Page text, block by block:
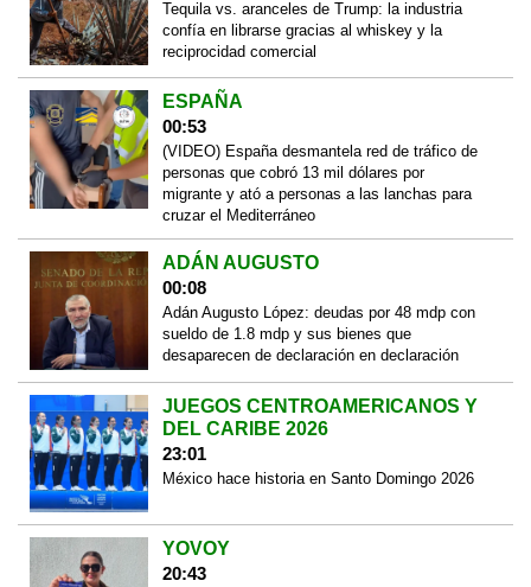
Tequila vs. aranceles de Trump: la industria
confía en librarse gracias al whiskey y la
reciprocidad comercial
ESPAÑA
00:53
(VIDEO) España desmantela red de tráfico de
personas que cobró 13 mil dólares por
migrante y ató a personas a las lanchas para
cruzar el Mediterráneo
ADÁN AUGUSTO
00:08
Adán Augusto López: deudas por 48 mdp con
sueldo de 1.8 mdp y sus bienes que
desaparecen de declaración en declaración
JUEGOS CENTROAMERICANOS Y
DEL CARIBE 2026
23:01
México hace historia en Santo Domingo 2026
YOVOY
20:43